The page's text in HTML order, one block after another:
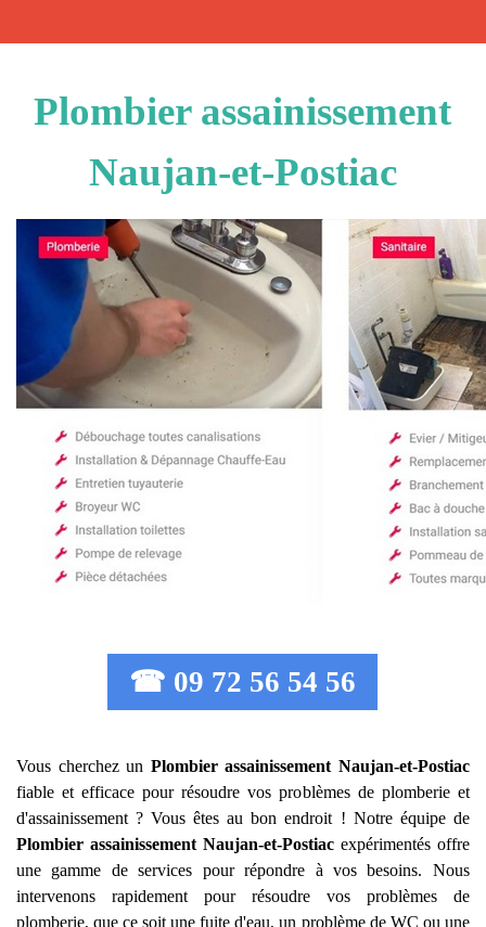
Plombier assainissement
Naujan-et-Postiac
☎ 09 72 56 54 56
Vous cherchez un Plombier assainissement Naujan-et-Postiac
fiable et efficace pour résoudre vos problèmes de plomberie et
d'assainissement ? Vous êtes au bon endroit ! Notre équipe de
Plombier assainissement Naujan-et-Postiacexpérimentés offre
une gamme de services pour répondre à vos besoins. Nous
intervenons rapidement pour résoudre vos problèmes de
plomberie, que ce soit une fuite d'eau, un problème de WC ou une